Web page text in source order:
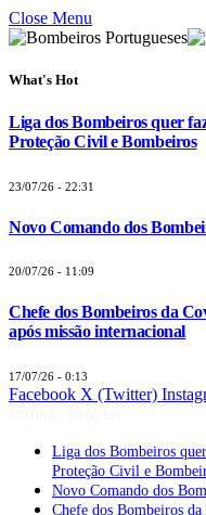
Close Menu
What's Hot
Liga dos Bombeiros quer
Proteção Civil e Bombeiros
23/07/26 - 22:31
Novo Comando dos
20/07/26 - 11:09
Chefe dos Bombeiros da
após missão internacional
17/07/26 - 0:13
Facebook X (Twitter)
Liga dos Bombeiros
Proteção Civil e
Novo Comando dos
Chefe dos Bombeiros